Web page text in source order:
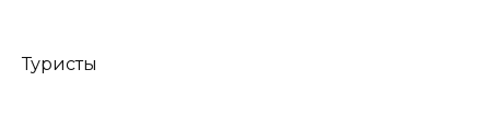
Туристы